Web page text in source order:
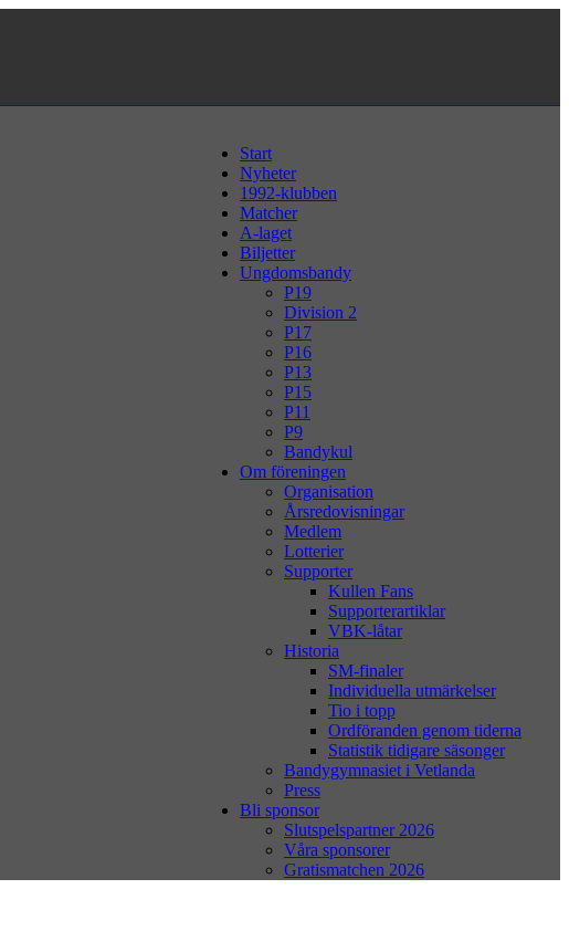
Start
Nyheter
1992-klubben
Matcher
A-laget
Biljetter
Ungdomsbandy
P19
Division 2
P17
P16
P13
P15
P11
P9
Bandykul
Om föreningen
Organisation
Årsredovisningar
Medlem
Lotterier
Supporter
Kullen Fans
Supporterartiklar
VBK-låtar
Historia
SM-finaler
Individuella utmärkelser
Tio i topp
Ordföranden genom tiderna
Statistik tidigare säsonger
Bandygymnasiet i Vetlanda
Press
Bli sponsor
Slutspelspartner 2026
Våra sponsorer
Gratismatchen 2026